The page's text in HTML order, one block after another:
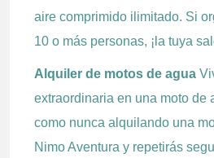
aire comprimido ilimitado. Si
10 o más personas, ¡la tuya
Alquiler de motos de agua
extraordinaria en una moto de
como nunca alquilando una
Nimo Aventura y repetirás